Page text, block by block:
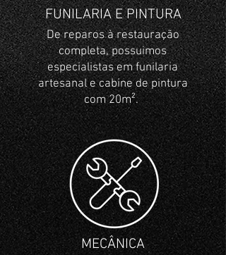
FUNILARIA E PINTURA
De reparos à restauração
completa, possuimos
especialistas em funilaria
artesanal e cabine de pintura
com 20m².
MECÂNICA